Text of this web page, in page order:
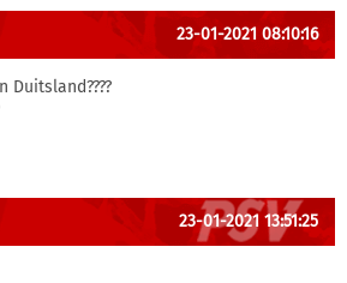
23-01-2021 08:10:16
23-01-2021 13:51:25